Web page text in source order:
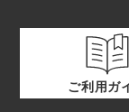
ご利用ガ